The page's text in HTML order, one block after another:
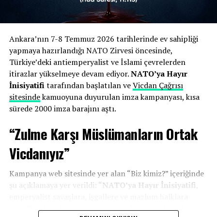
ayetlerine atıfta bulunularak, zulmedenlere
meyletmemenin dini bir sorumluluk olduğu
vurgulanmıştı.
Zirveye Tepki:7-8 Temmuz tarihlerinde
Ankara’da gerçekleştirilen zirve “ihanet” olarak
nitelendirilmiş ve emperyalist güçlerin Türkiye
topraklarında ağırlanmasının kabul edilemez
olduğu belirtilmişti.
İnisiyatif üyeleri, sitenin kapatılmasının ardından hukuki
haklarını arayacaklarını belirtirken, karara Ankara 3.
Sulh Ceza Hâkimliği nezdinde itiraz edilmesi bekleniyor.
Ankara’nın 7-8 Temmuz 2026 tarihlerinde ev sahipliği
yapmaya hazırlandığı NATO Zirvesi öncesinde,
Türkiye’deki antiemperyalist ve İslami çevrelerden
itirazlar yükselmeye devam ediyor.NATO’ya Hayır
İnisiyatifitarafından başlatılan veVicdan Çağrısı
sitesindekamuoyuna duyurulan imza kampanyası, kısa
sürede 2000 imza barajını aştı.
“Zulme Karşı Müslümanların Ortak
Vicdanıyız”
Kampanya web sitesinde yer alan “Biz kimiz?” içeriğinde
şu açıklamaya yer verildi: “NATO’ya Hayır İnisiyatifi
yönelik saldırılara karşı Müslümanların ortak vicdanını